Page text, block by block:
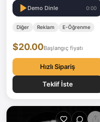
I can do a voice over in
Ukrainian, Russian and English
(Slavic accent). My voice can
cartoonish, sad, official,
flirtatious... My…
Demo Dinle 0:00
Diğer Reklam E-Öğrenme
$20.00Başlangıç fiyatı
Hızlı Sipariş
Teklif İste